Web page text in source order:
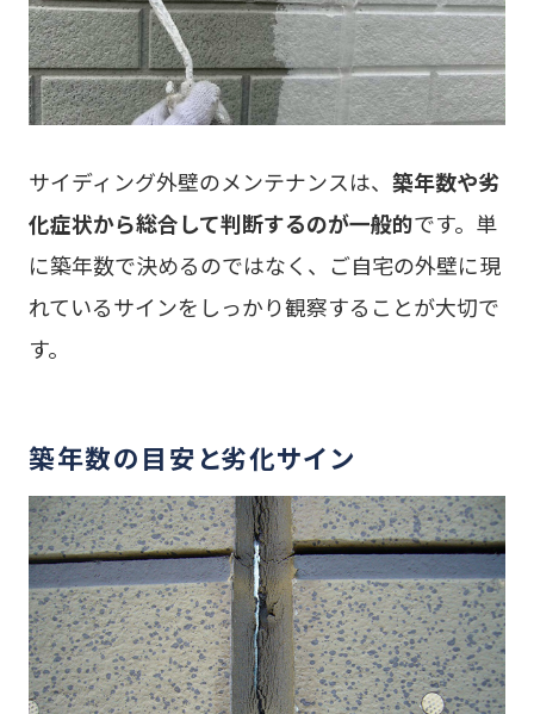
サイディング外壁のメンテナンスは、 築年数や劣
化症状から総合して判断するのが一般的です。単
に築年数で決めるのではなく、ご自宅の外壁に現
れているサインをしっかり観察することが大切で
す。
築年数の目安と劣化サイン